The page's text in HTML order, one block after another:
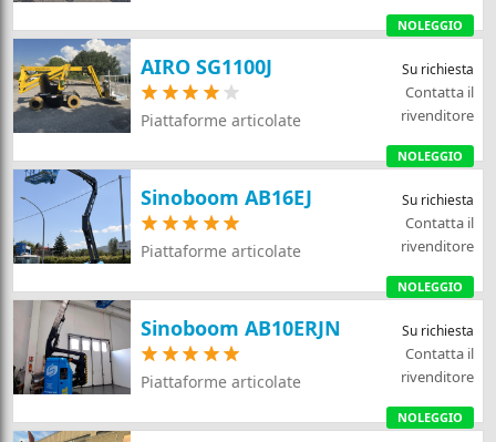
NOLEGGIO
AIRO SG1100J
Piattaforme articolate
Su richiesta
Contatta il
rivenditore
NOLEGGIO
Sinoboom AB16EJ
Piattaforme articolate
Su richiesta
Contatta il
rivenditore
NOLEGGIO
Sinoboom AB10ERJN
Piattaforme articolate
Su richiesta
Contatta il
rivenditore
NOLEGGIO